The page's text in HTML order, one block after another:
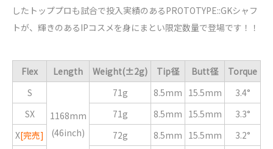
したトッププロも試合で投入実績のあるPROTOTYPE::GKシャフ
トが、輝きのあるIPコスメを身にまとい限定数量で登場です！！
Flex Length Weight(±2g) Tip径 Butt径
Torque
S
1168mm
(46inch)
71g 8.5mm 15.5mm
3.4°
SX
71g 8.5mm 15.5mm
3.3°
X[完売] 72g 8.5mm 15.5mm
3.2°